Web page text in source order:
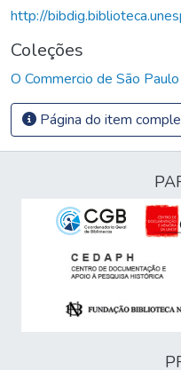
http://
Coleções
O Commercio de São Paulo
Página do item